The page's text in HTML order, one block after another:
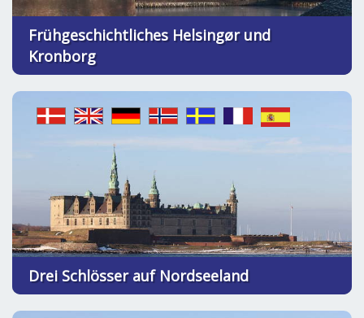
Frühgeschichtliches Helsingør und
Kronborg
Drei Schlösser auf Nordseeland